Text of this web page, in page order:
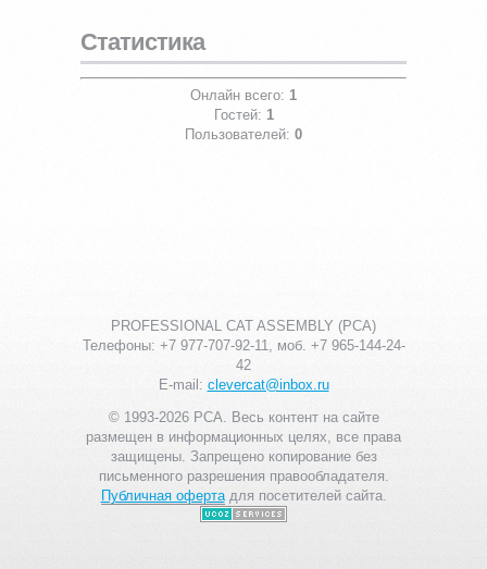
Статистика
Онлайн всего: 1
Гостей: 1
Пользователей: 0
PROFESSIONAL CAT ASSEMBLY (PCA)
Телефоны: +7 977-707-92-11, моб. +7 965-144-24-
42
E-mail: clevercat@inbox.ru
© 1993-2026 PCA. Весь контент на сайте
размещен в информационных целях, все права
защищены. Запрещено копирование без
письменного разрешения правообладателя.
Публичная офертадля посетителей сайта.